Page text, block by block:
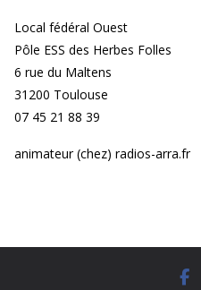
Local fédéral Ouest
Pôle ESS des Herbes Folles
6 rue du Maltens
31200 Toulouse
07 45 21 88 39
animateur (chez) radios-arra.fr